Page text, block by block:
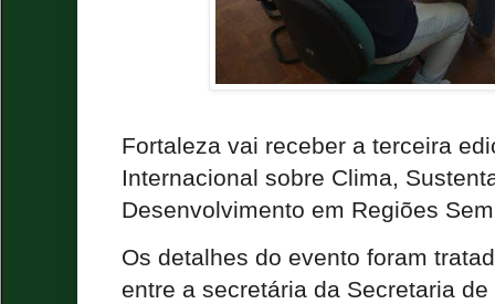
Fortaleza vai receber a terceira
Internacional sobre Clima,
Desenvolvimento em Regiões
Os detalhes do evento foram
entre a secretária da Secretaria